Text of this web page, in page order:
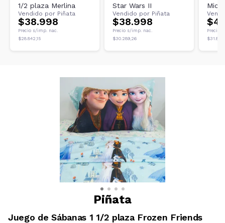
1/2 plaza Merlina
Vendido por Piñata
$38.998
Precio s/imp. nac.
$28.842,15
Star Wars II
Vendido por Piñata
$38.998
Precio s/imp. nac.
$30.289,26
Precio
Piñata
Juego de Sábanas 1 1/2 plaza Frozen Friends